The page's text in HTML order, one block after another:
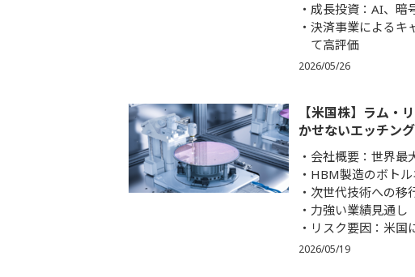
成長投資：AI、暗
決済事業によるキ
て高評価
2026/05/26
【米国株】ラム・
かせないエッチン
会社概要：世界最
HBM製造のボト
次世代技術への移
力強い業績見通し
リスク要因：米国
2026/05/19